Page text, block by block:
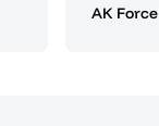
AK Force